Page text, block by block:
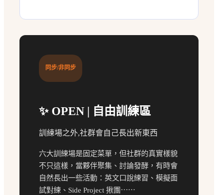
同步/非同步
✨ OPEN | 自由訓練區
訓練場之外,社群會自己長出新東西
六大訓練場是固定菜單，但社群的真實樣貌
不只這樣，當夥伴聚集、討論發酵，有時會
自然長出一些活動：英文口說練習、模擬面
試對練、Side Project 揪團⋯⋯